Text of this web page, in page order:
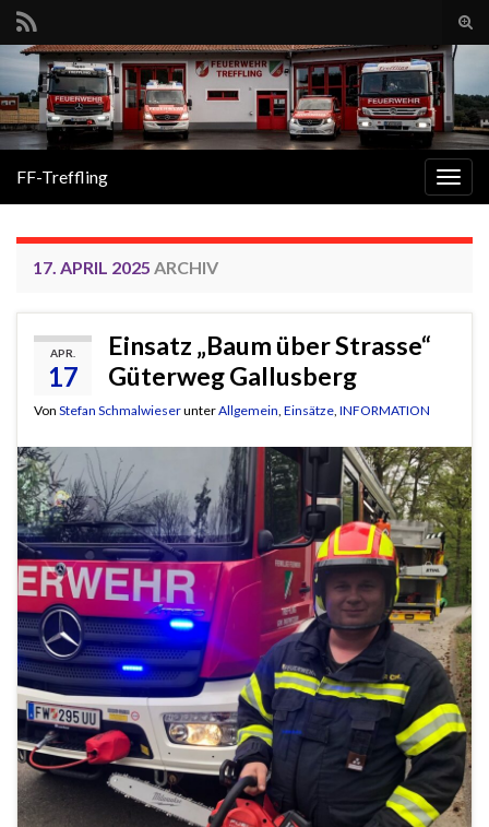
Search for:
FF-Treffling
17. APRIL 2025 ARCHIV
APR.
17
Einsatz „Baum über Strasse“
Güterweg Gallusberg
Von Stefan SchmalwieserunterAllgemein Einsätze INFORMATION